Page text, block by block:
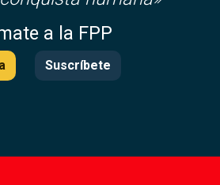
a la FPP
Suscríbete